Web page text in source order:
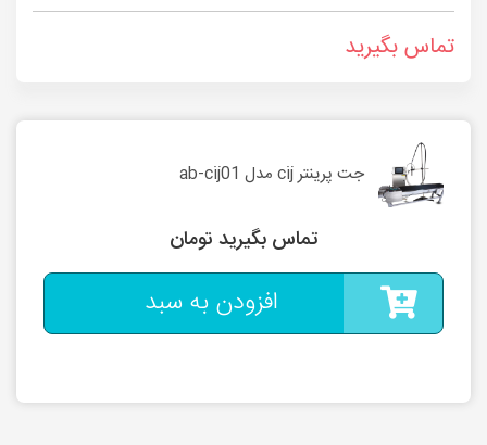
تماس بگیرید
جت پرینتر cij مدل ab-cij01
تماس بگیرید تومان
افزودن به سبد